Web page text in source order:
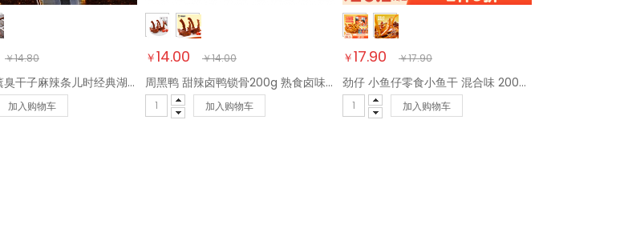
￥14.80
思乡山微薰臭干子麻辣条儿时经典湖南特产怀旧零食小吃休闲食品600g
加入购物车
￥14.00 ￥14.00
周黑鸭 甜辣卤鸭锁骨200g 熟食卤味 武汉小吃 经典大包装【鸭哥推荐】
加入购物车
￥17.90 ￥17.90
劲仔 小鱼仔零食小鱼干 混合味 200g/盒 20包
加入购物车